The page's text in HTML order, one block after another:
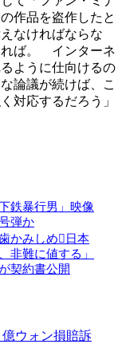
作品を盗作したと
なければならな
ば。 インターネ
ように仕向けるの
論議が続けば、こ
対応するだろう」
鉄暴行男」映像
弾か
かみしめ日本
非難に値する」
契約書公開
億ウォン損賠訴